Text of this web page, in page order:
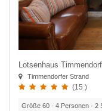
Lotsenhaus
Timmendorfer Strand
(15 )
Größe 60 · 4 Personen · 2